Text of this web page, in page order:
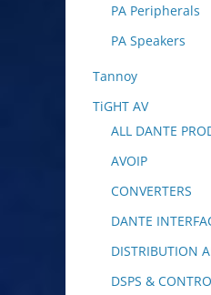
PA Peripherals
PA Speakers
Tannoy
TiGHT AV
ALL DANTE
AVOIP
CONVERTERS
DANTE
DISTRIBUTION
DSPS &